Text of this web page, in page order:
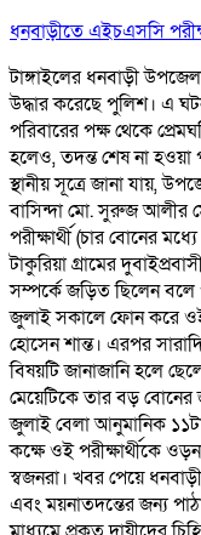
ধনবাড়ীতে এইচএসসি
টাঙ্গাইলের ধনবাড়ী
উদ্ধার করেছে পুলিশ। এ
পরিবারের পক্ষ থেকে
হলেও, তদন্ত শেষ না হওয়া
স্থানীয় সূত্রে জানা যায়,
বাসিন্দা মো. সুরুজ আলীর
পরীক্ষার্থী (চার বোনের
টাকুরিয়া গ্রামের
সম্পর্কে জড়িত ছিলেন বলে
জুলাই সকালে ফোন করে
হোসেন শান্ত। এরপর
বিষয়টি জানাজানি হলে
মেয়েটিকে তার বড় বোনের
জুলাই বেলা আনুমানিক
কক্ষে ওই পরীক্ষার্থীকে
স্বজনরা। খবর পেয়ে
এবং ময়নাতদন্তের জন্য